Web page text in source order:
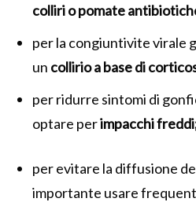
colliri o pomate
per la congiuntivite virale
un collirio a base di
per ridurre sintomi di
optare perimpacchi
per evitare la diffusione
importante usare